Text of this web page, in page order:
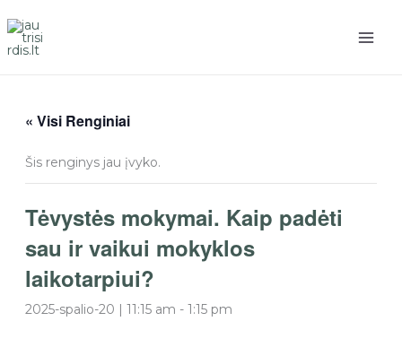
prie
turinio
« Visi Renginiai
Šis renginys jau įvyko.
Tėvystės mokymai. Kaip padėti
sau ir vaikui mokyklos
laikotarpiui?
2025-spalio-20 | 11:15 am - 1:15 pm